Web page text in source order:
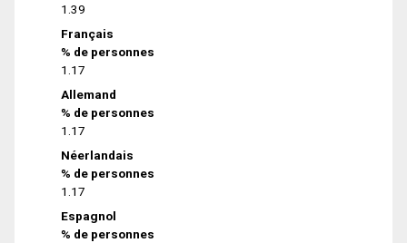
1.39
Français
% de personnes
1.17
Allemand
% de personnes
1.17
Néerlandais
% de personnes
1.17
Espagnol
% de personnes